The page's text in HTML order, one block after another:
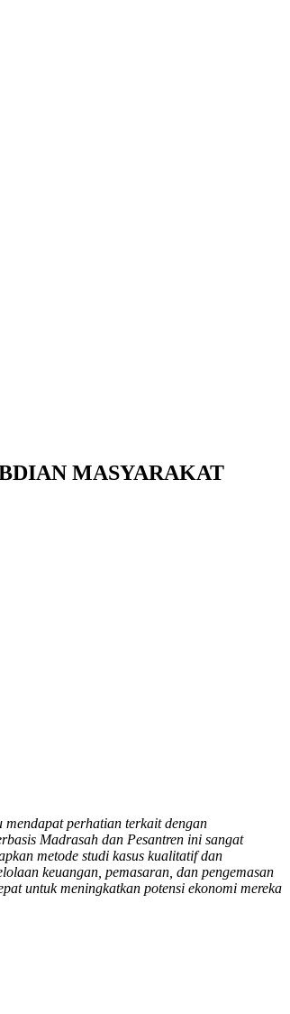
MASYARAKAT
mendapat perhatian terkait dengan
Madrasah dan Pesantren ini sangat
metode studi kasus kualitatif dan
keuangan, pemasaran, dan pengemasan
untuk meningkatkan potensi ekonomi mereka